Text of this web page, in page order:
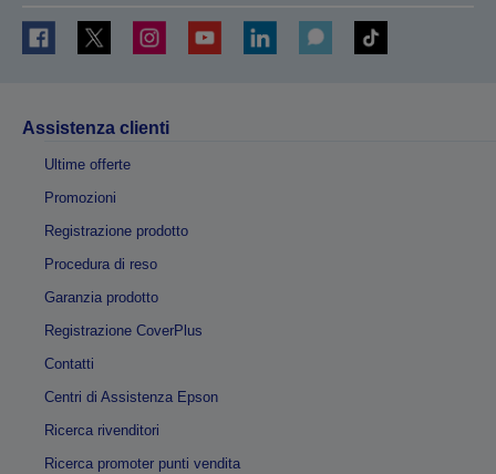
Assistenza clienti
Ultime offerte
Promozioni
Registrazione prodotto
Procedura di reso
Garanzia prodotto
Registrazione CoverPlus
Contatti
Centri di Assistenza Epson
Ricerca rivenditori
Ricerca promoter punti vendita